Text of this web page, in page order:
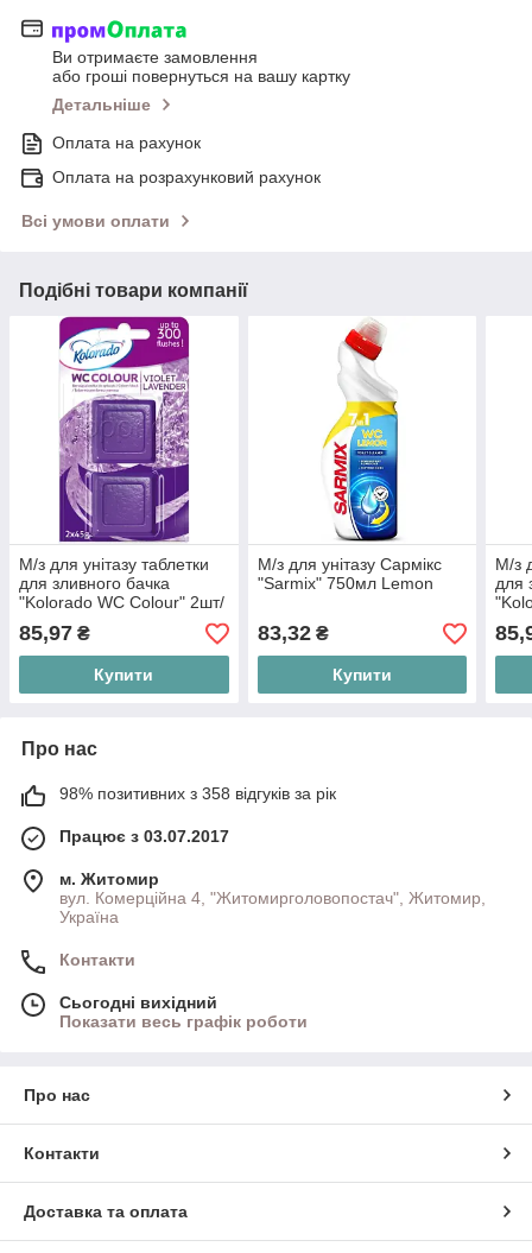
Ви отримаєте замовлення
або гроші повернуться на вашу картку
Детальніше
Оплата на рахунок
Оплата на розрахунковий рахунок
Всі умови оплати
Подібні товари компанії
М/з для унітазу таблетки
для зливного бачка
"Kolorado WC Colour" 2шт/
уп фіолетові
85,97 ₴
Купити
М/з для унітазу Сармікс
"Sarmix" 750мл Lemon
83,32₴
Купити
М/з
для
уп
Про нас
98% позитивних з 358 відгуків за рік
Працює з 03.07.2017
м. Житомир
вул. Комерційна 4, "Житомирголовопостач", Житомир,
Україна
Контакти
Сьогодні вихідний
Показати весь графік роботи
Про нас
Контакти
Доставка та оплата